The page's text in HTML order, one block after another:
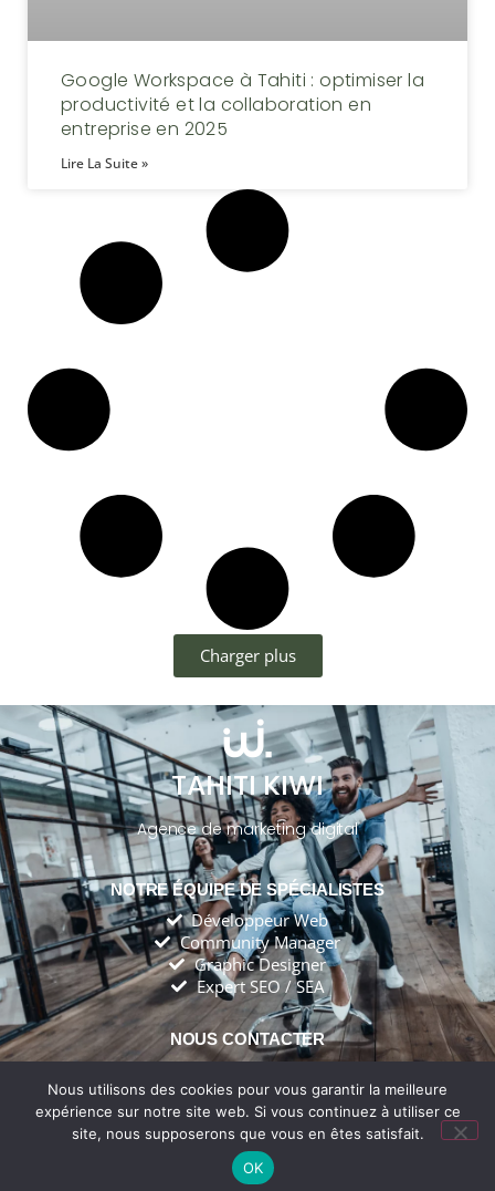
Google Workspace à Tahiti : optimiser la
productivité et la collaboration en
entreprise en 2025
Lire La Suite »
Charger plus
TAHITI KIWI
Agence de marketing digital
NOTRE ÉQUIPE DE SPÉCIALISTES
Développeur Web
Community Manager
Graphic Designer
Expert SEO / SEA
NOUS CONTACTER
tahitikiwiagency@gmail.com
Tahiti Kiwi Agency
Créé et optimisé avec ❤️par
Nous utilisons des cookies pour vous garantir la meilleure
expérience sur notre site web. Si vous continuez à utiliser ce
site, nous supposerons que vous en êtes satisfait.
OK